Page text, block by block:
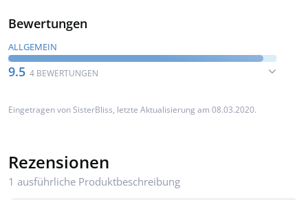
Bewertungen
ALLGEMEIN
9.5 4 BEWERTUNGEN
Eingetragen vonSisterBliss, letzte Aktualisierung am 08.03.2020.
Rezensionen
1 ausführliche Produktbeschreibung